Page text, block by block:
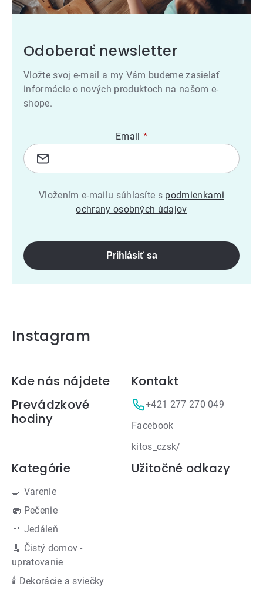
Odoberať newsletter
Vložte svoj e-mail a my Vám budeme zasielať
informácie o nových produktoch na našom e-
shope.
Email
Vložením e-mailu súhlasíte s podmienkami
ochrany osobných údajov
Prihlásiť sa
Instagram
Zápätie
Kde nás nájdete
Prevádzkové
hodiny
Kontakt
+421 277 270 049
Facebook
kitos_czsk/
Kategórie
🍳 Varenie
🧁 Pečenie
🍴 Jedáleň
🧹 Čistý domov -
upratovanie
🕯 Dekorácie a sviečky
Užitočné odkazy